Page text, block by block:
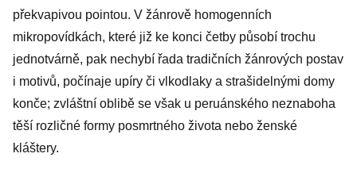
překvapivou pointou. V žánrově homogenních
mikropovídkách, které již ke konci četby působí trochu
jednotvárně, pak nechybí řada tradičních žánrových postav
i motivů, počínaje upíry či vlkodlaky a strašidelnými domy
konče; zvláštní oblibě se však u peruánského neznaboha
těší rozličné formy posmrtného života nebo ženské
kláštery.